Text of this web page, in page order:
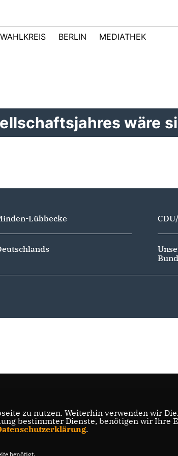
WAHLKREIS BERLIN MEDIATHEK
wäre
Lübbecke
zu nutzen. Weiterhin verwenden wir
bestimmter Dienste, benötigen wir Ihre
.
benötigt.